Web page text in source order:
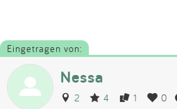
Eingetragen von:
Nessa
2 4 1 0